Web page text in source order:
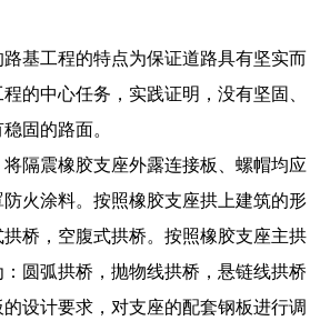
基工程的特点为保证道路具有坚实而
的中心任务，实践证明，没有坚固、
固的路面。
隔震橡胶支座外露连接板、螺帽均应
火涂料。按照橡胶支座拱上建筑的形
桥，空腹式拱桥。按照橡胶支座主拱
圆弧拱桥，抛物线拱桥，悬链线拱桥
设计要求，对支座的配套钢板进行调